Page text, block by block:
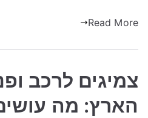
Read More
צמיגים לרכב
הארץ: מה